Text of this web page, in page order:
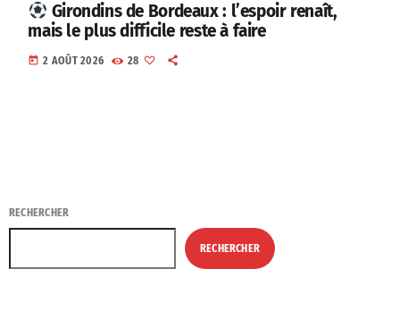
Girondins de Bordeaux : l’espoir renaît,
mais le plus difficile reste à faire
today 2 AOÛT 2026 28
RECHERCHER
RECHERCHER